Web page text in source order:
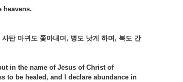
heavens.
탄 마귀도 쫓아내며, 병도 낫게 하며, 복도 간
in the name of Jesus of Christ of
to be healed, and I declare abundance in